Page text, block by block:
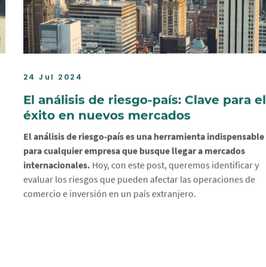
24 Jul 2024
El análisis de riesgo-país: Clave para el
éxito en nuevos mercados
El análisis de riesgo-país es una herramienta indispensable
para cualquier empresa que busque llegar a mercados
internacionales. Hoy, con este post, queremos identificar y
evaluar los riesgos que pueden afectar las operaciones de
comercio e inversión en un país extranjero.